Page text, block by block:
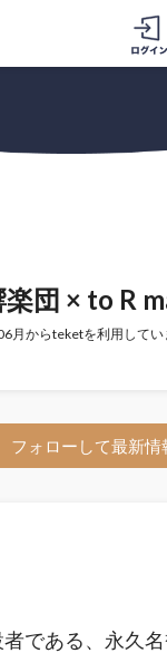
団 × to R
月からteketを利用してい
ー
フォローして最新情
である、永久名